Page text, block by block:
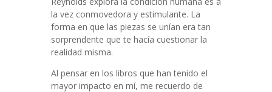
la vez conmovedora y estimulante. La
forma en que las piezas se unían era tan
sorprendente que te hacía cuestionar la
realidad misma.
Al pensar en los libros que han tenido el
mayor impacto en mí, me recuerdo de